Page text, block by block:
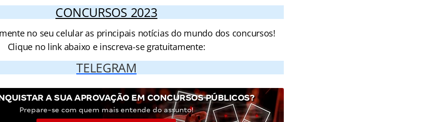
CONCURSOS 2023
no seu celular as principais notícias do mundo dos concursos!
Clique no link abaixo e inscreva-se gratuitamente:
TELEGRAM
A SUA APROVAÇÃO EM CONCURSOS PÚBLICOS?
Prepare-se com quem mais entende do assunto!